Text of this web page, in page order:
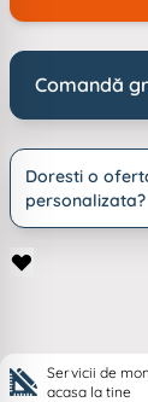
Comandă
Doresti o
personalizata?
Servicii de
acasa la tine